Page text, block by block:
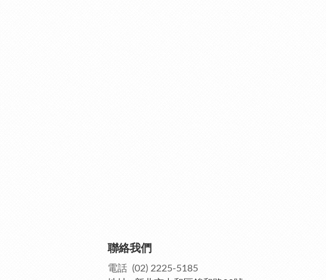
聯絡我們
電話 (02) 2225-5185